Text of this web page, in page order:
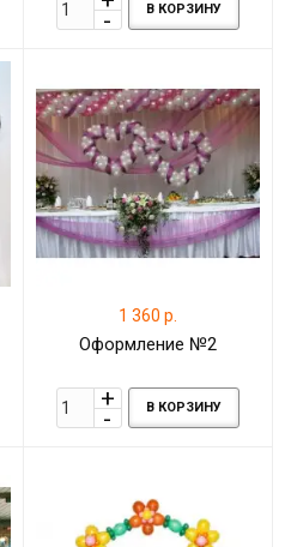
В КОРЗИНУ
1 360 р.
Оформление №2
В КОРЗИНУ